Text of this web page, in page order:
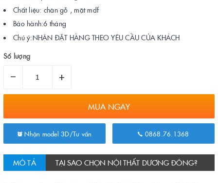
Chất liệu: chân gỗ , mặt mdf
Bảo hành:6 tháng
Chú ý:NHẬN ĐẶT HÀNG THEO YÊU CẦU CỦA KHÁCH
Số lượng
– +
MUA NGAY
Nhận model 3D/Tư vấn 0868.76.1368
MÔ TẢ TẠI SAO CHỌN NỘI THẤT DƯƠNG ĐÔNG?